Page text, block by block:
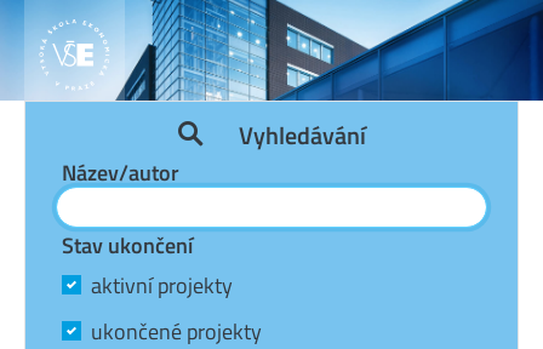
Vyhledávání
Název/autor
Stav ukončení
aktivní projekty
ukončené projekty